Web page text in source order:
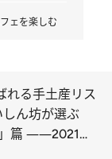
ェを楽しむ
れる手土産リス
しん坊が選ぶ
」篇 ――2021年